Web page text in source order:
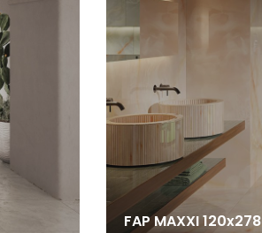
FAP MAXXI 120x278